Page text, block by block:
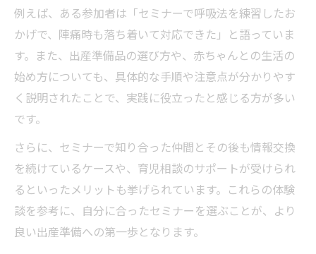
例えば、ある参加者は「セミナーで呼吸法を練習したお
かげで、陣痛時も落ち着いて対応できた」と語っていま
す。また、出産準備品の選び方や、赤ちゃんとの生活の
始め方についても、具体的な手順や注意点が分かりやす
く説明されたことで、実践に役立ったと感じる方が多い
です。
さらに、セミナーで知り合った仲間とその後も情報交換
を続けているケースや、育児相談のサポートが受けられ
るといったメリットも挙げられています。これらの体験
談を参考に、自分に合ったセミナーを選ぶことが、より
良い出産準備への第一歩となります。